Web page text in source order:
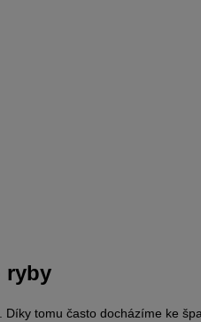
ryby
tomu často docházíme ke